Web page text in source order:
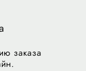
заказа